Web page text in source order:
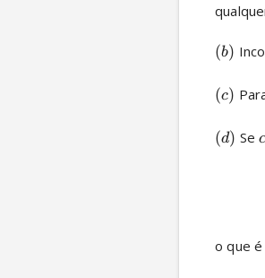
(b)
(c)
(d) Se
o que